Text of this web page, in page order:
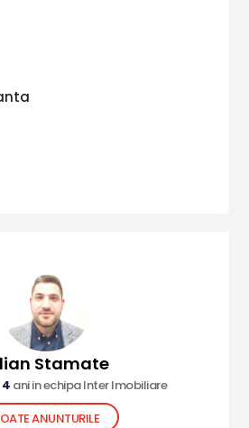
Stamate
4 ani in echipa Inter Imobiliare
ANUNTURILE